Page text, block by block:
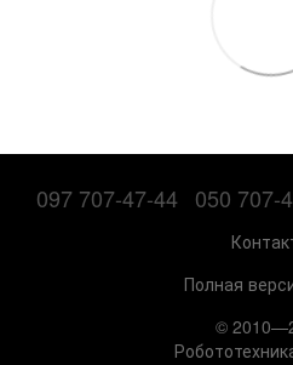
097 707-47-44 050 707-
Полная
©